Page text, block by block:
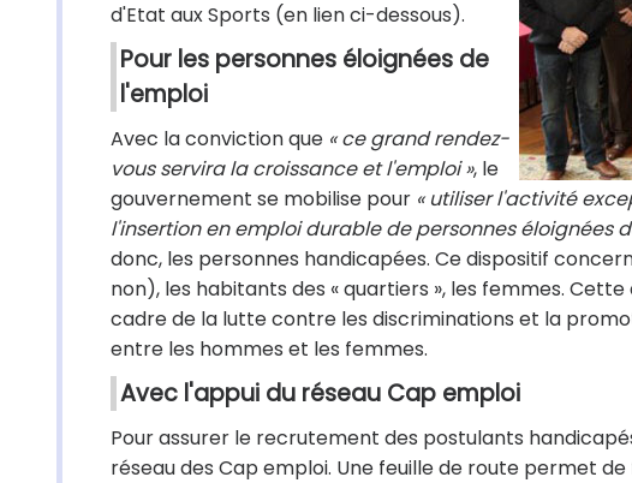
d'Etat aux Sports (en lien ci-dessous).
Pour les personnes éloignées de
l'emploi
Avec la conviction que « ce grand rendez-
vous servira la croissance et l'emploi », le
gouvernement se mobilise pour « utiliser l'activité
l'insertion en emploi durable de personnes éloignées
donc, les personnes handicapées. Ce dispositif
non), les habitants des « quartiers », les femmes.
cadre de la lutte contre les discriminations et la
entre les hommes et les femmes.
Avec l'appui du réseau Cap emploi
Pour assurer le recrutement des postulants
réseau des Cap emploi. Une feuille de route permet